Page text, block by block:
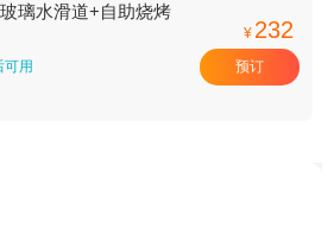
璃水滑道+自助烧烤
可用
¥ 232
预订